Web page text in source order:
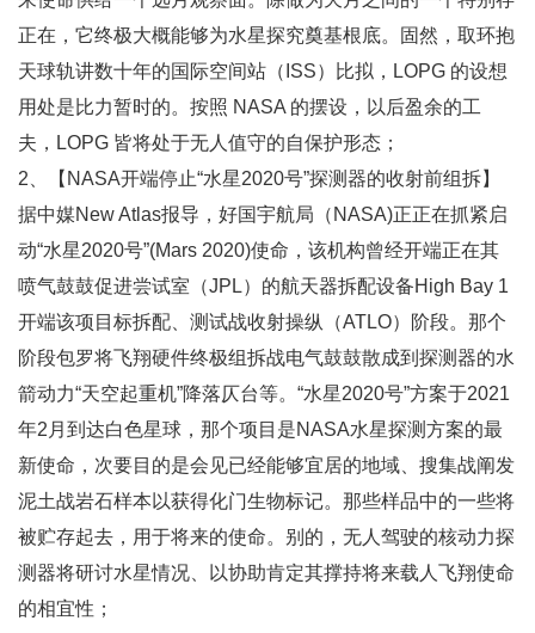
正在，它终极大概能够为水星探究奠基根底。固然，取环抱
天球轨讲数十年的国际空间站（ISS）比拟，LOPG 的设想
用处是比力暂时的。按照 NASA 的摆设，以后盈余的工
夫，LOPG 皆将处于无人值守的自保护形态；
2、【NASA开端停止“水星2020号”探测器的收射前组拆】
据中媒New Atlas报导，好国宇航局（NASA)正正在抓紧启
动“水星2020号”(Mars 2020)使命，该机构曾经开端正在其
喷气鼓鼓促进尝试室（JPL）的航天器拆配设备High Bay 1
开端该项目标拆配、测试战收射操纵（ATLO）阶段。那个
阶段包罗将飞翔硬件终极组拆战电气鼓鼓散成到探测器的水
箭动力“天空起重机”降落仄台等。“水星2020号”方案于2021
年2月到达白色星球，那个项目是NASA水星探测方案的最
新使命，次要目的是会见已经能够宜居的地域、搜集战阐发
泥土战岩石样本以获得化门生物标记。那些样品中的一些将
被贮存起去，用于将来的使命。别的，无人驾驶的核动力探
测器将研讨水星情况、以协助肯定其撑持将来载人飞翔使命
的相宜性；